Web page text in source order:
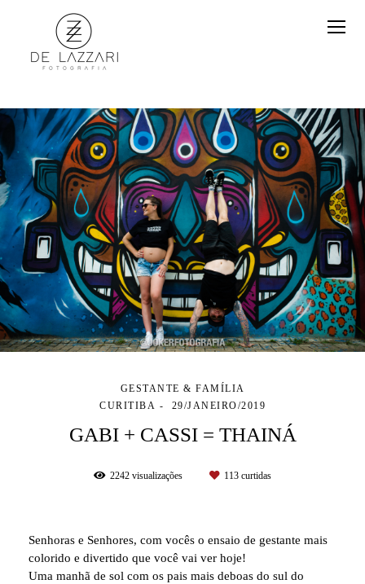
GESTANTE & FAMÍLIA
CURITIBA
29/JANEIRO/2019
GABI + CASSI = THAINÁ
2242 visualizações 113 curtidas
Senhoras e Senhores, com vocês o ensaio de gestante mais
colorido e divertido que você vai ver hoje!
Uma manhã de sol com os pais mais deboas do sul do